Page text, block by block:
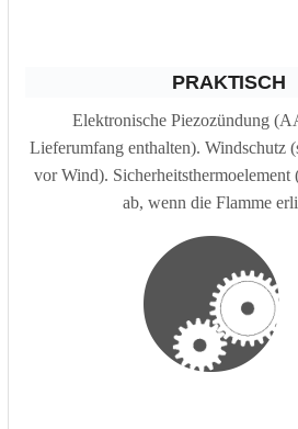
PRAKTISCH
Elektronische Piezozündung
Lieferumfang enthalten). Windschutz
vor Wind). Sicherheitsthermoelement
ab, wenn die Flamme